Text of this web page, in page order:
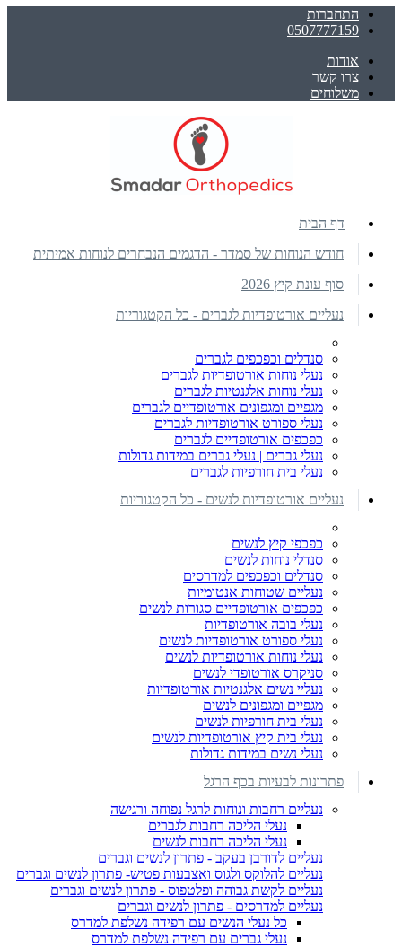
התחברות
0507777159
אודות
צרו קשר
משלוחים
דף הבית
חודש הנוחות של סמדר - הדגמים הנבחרים לנוחות אמיתית
סוף עונת קיץ 2026
נעליים אורטופדיות לגברים - כל הקטגוריות
סנדלים וכפכפים לגברים
נעלי נוחות אורטופדיות לגברים
נעלי נוחות אלגנטיות לגברים
מגפיים ומגפונים אורטופדיים לגברים
נעלי ספורט אורטופדיות לגברים
כפכפים אורטופדיים לגברים
נעלי גברים | נעלי גברים במידות גדולות
נעלי בית חורפיות לגברים
נעליים אורטופדיות לנשים - כל הקטגוריות
כפכפי קיץ לנשים
סנדלי נוחות לנשים
סנדלים וכפכפים למדרסים
נעליים שטוחות אנטומיות
כפכפים אורטופדיים סגורות לנשים
נעלי בובה אורטופדיות
נעלי ספורט אורטופדיות לנשים
נעלי נוחות אורטופדיות לנשים
סניקרס אורטופדי לנשים
נעליי נשים אלגנטיות אורטופדיות
מגפיים ומגפונים לנשים
נעלי בית חורפיות לנשים
נעלי בית קיץ אורטופדיות לנשים
נעלי נשים במידות גדולות
פתרונות לבעיות בכף הרגל
נעליים רחבות ונוחות לרגל נפוחה ורגישה
נעלי הליכה רחבות לגברים
נעלי הליכה רחבות לנשים
נעליים לדורבן בעקב - פתרון לנשים וגברים
נעליים להלוקס ולגוס ואצבעות פטיש- פתרון לנשים וגברים
נעליים לקשת גבוהה ופלטפוס - פתרון לנשים וגברים
נעליים למדרסים - פתרון לנשים וגברים
כל נעלי הנשים עם רפידה נשלפת למדרס
נעלי גברים עם רפידה נשלפת למדרס